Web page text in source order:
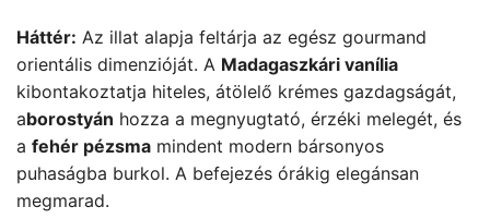
Háttér: Az illat alapja feltárja az egész gourmand
orientális dimenzióját. A Madagaszkári vanília
kibontakoztatja hiteles, átölelő krémes gazdagságát,
aborostyán hozza a megnyugtató, érzéki melegét, és
a fehér pézsma mindent modern bársonyos
puhaságba burkol. A befejezés órákig elegánsan
megmarad.